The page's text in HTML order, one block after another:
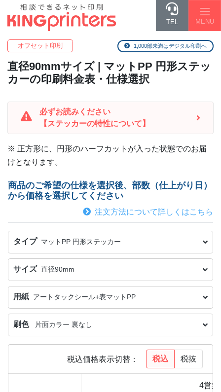
TEL MENU
オフセット印刷
直径90mmサイズ | マットPP 円形ステッ
カーの印刷料金表・仕様選択
1,000部未満はデジタル印刷へ
必ずお読みください
【ステッカーの特性について】
※ 正方形に、円形のハーフカットが入った状態でのお届
けとなります。
商品のご希望の仕様を選択後、部数（仕上がり日）
から価格を選択してください
注文方法について詳しくはこちら
タイプ マットPP 円形ステッカー
サイズ 直径90mm
用紙 アートタックシール+表マットPP
刷色 片面カラー 裏なし
税込価格表示切替： 税込 税抜
4営